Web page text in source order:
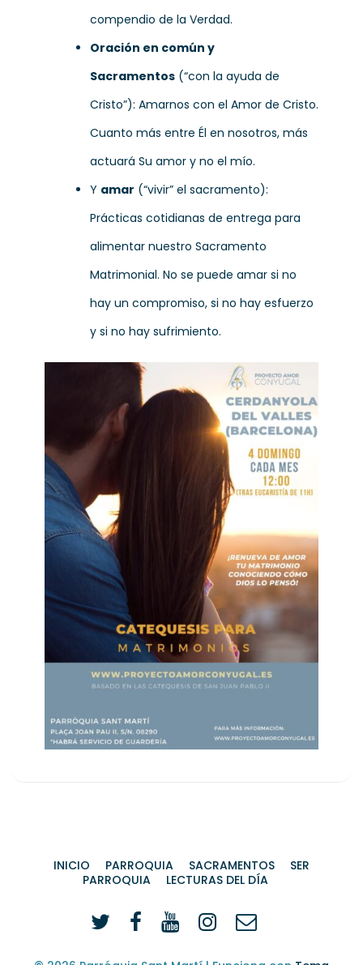
compendio de la Verdad.
Oración en común y
Sacramentos (“con la ayuda de
Cristo”): Amarnos con el Amor de Cristo.
Cuanto más entre Él en nosotros, más
actuará Su amor y no el mío.
Y amar (“vivir” el sacramento):
Prácticas cotidianas de entrega para
alimentar nuestro Sacramento
Matrimonial. No se puede amar si no
hay un compromiso, si no hay esfuerzo
y si no hay sufrimiento.
INICIO PARROQUIA SACRAMENTOS
SER
PARROQUIA
LECTURAS DEL DÍA